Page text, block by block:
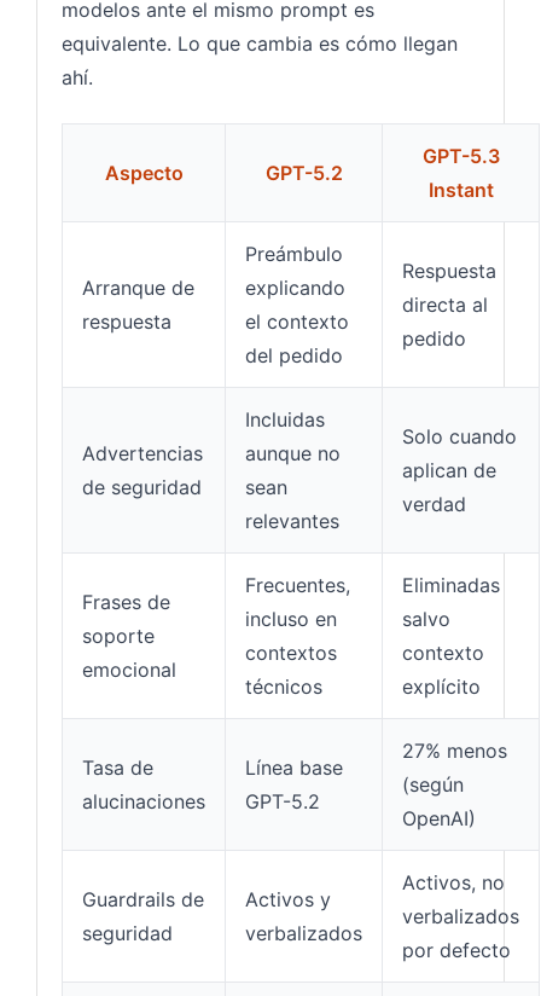
modelos ante el mismo prompt es
equivalente. Lo que cambia es cómo llegan
ahí.
Aspecto GPT-5.2
GPT-5.3
Instant
Arranque de
respuesta
Preámbulo
explicando
el contexto
del pedido
Respuesta
directa al
pedido
Advertencias
de seguridad
Incluidas
aunque no
sean
relevantes
Solo cuando
aplican de
verdad
Frases de
soporte
emocional
Frecuentes,
incluso en
contextos
técnicos
Eliminadas
salvo
contexto
explícito
Tasa de
alucinaciones
Línea base
GPT-5.2
27% menos
(según
OpenAI)
Guardrails de
seguridad
Activos y
verbalizados
Activos, no
verbalizados
por defecto